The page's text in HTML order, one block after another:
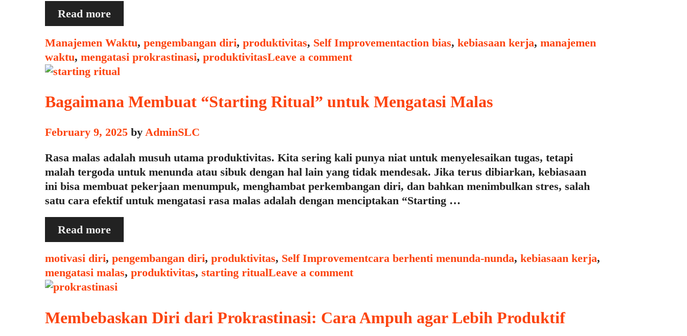
Read moreApa
Itu
“Action
Bias”
dan
Memanfaatkannya
Memulai
Tugas
Categories
Manajemen Waktu, pengembangan diri, produktivitas, Self ImprovementTags
action bias, kebiasaan kerja, manajemen
waktu, mengatasi prokrastinasi, produktivitasLeave a comment
Bagaimana Membuat “Starting Ritual” untuk Mengatasi Malas
February 9, 2025 by AdminSLC
Rasa malas adalah musuh utama produktivitas. Kita sering kali punya niat untuk menyelesaikan tugas, tetapi
malah tergoda untuk menunda atau sibuk dengan hal lain yang tidak mendesak. Jika terus dibiarkan, kebiasaan
ini bisa membuat pekerjaan menumpuk, menghambat perkembangan diri, dan bahkan menimbulkan stres, salah
satu cara efektif untuk mengatasi rasa malas adalah dengan menciptakan “Starting …
Read moreBagaimana
Membuat
“Starting
Ritual”
untuk
Malas
Categories
motivasi diri, pengembangan diri, produktivitas, Self ImprovementTags
cara berhenti menunda-nunda, kebiasaan kerja,
mengatasi malas, produktivitas, starting ritualLeave a comment
Membebaskan Diri dari Prokrastinasi: Cara Ampuh agar Lebih Produktif